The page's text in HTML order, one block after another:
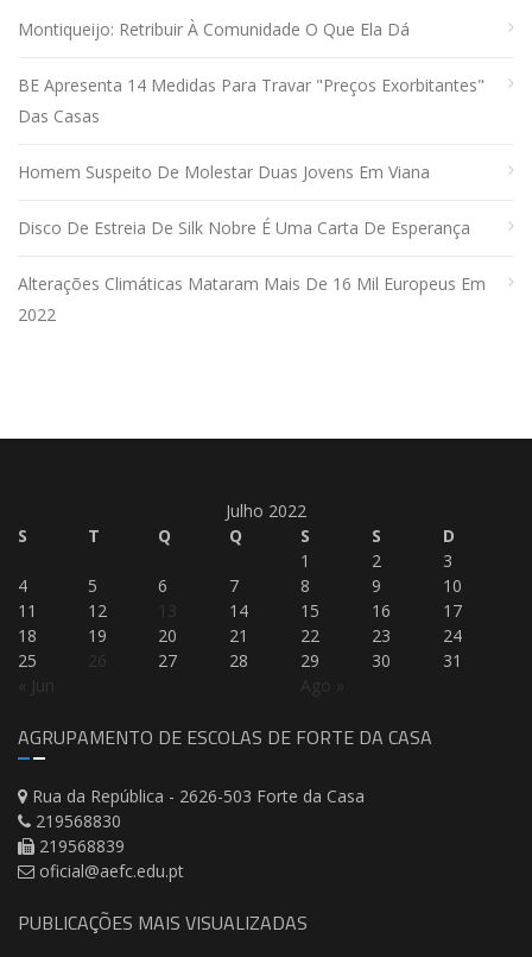
Montiqueijo: Retribuir À Comunidade O Que Ela Dá
BE Apresenta 14 Medidas Para Travar "preços Exorbitantes"
Das Casas
Homem Suspeito De Molestar Duas Jovens Em Viana
Disco De Estreia De Silk Nobre É Uma Carta De Esperança
Alterações Climáticas Mataram Mais De 16 Mil Europeus Em
2022
Julho 2022
S
T Q Q S S D
« Jun Ago »
1 2
3
4
5 6 7 8 9
10
11
12 13 14 15 16
17
18
19 20 21 22 23
24
25
26 27 28 29 30 31
AGRUPAMENTO DE ESCOLAS DE FORTE DA CASA
Rua da República - 2626-503 Forte da Casa
219568830
219568839
oficial@aefc.edu.pt
PUBLICAÇÕES MAIS VISUALIZADAS